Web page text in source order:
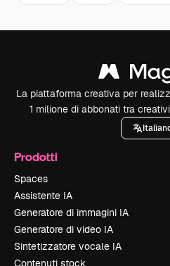
La piattaforma creativa per
1 milione di abbonati tra
Prodotti
Spaces
Assistente IA
Generatore di immagini IA
Generatore di video IA
Sintetizzatore vocale IA
Contenuti stock